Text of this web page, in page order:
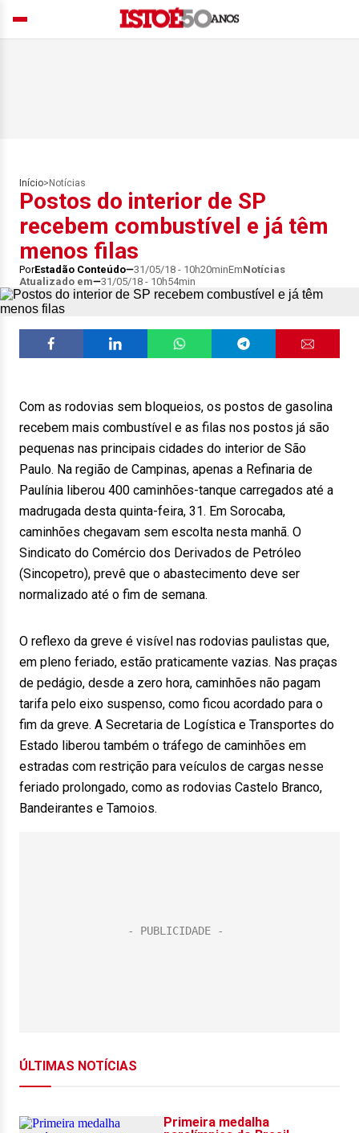
Início> Notícias
Postos do interior de SP
recebem combustível e já têm
menos filas
PorEstadão Conteúdo 31/05/18 - 10h20minEmNotícias
Atualizado em
31/05/18 - 10h54min
Com as rodovias sem bloqueios, os postos de gasolina
recebem mais combustível e as filas nos postos já são
pequenas nas principais cidades do interior de São
Paulo. Na região de Campinas, apenas a Refinaria de
Paulínia liberou 400 caminhões-tanque carregados até a
madrugada desta quinta-feira, 31. Em Sorocaba,
caminhões chegavam sem escolta nesta manhã. O
Sindicato do Comércio dos Derivados de Petróleo
(Sincopetro), prevê que o abastecimento deve ser
normalizado até o fim de semana.
O reflexo da greve é visível nas rodovias paulistas que,
em pleno feriado, estão praticamente vazias. Nas praças
de pedágio, desde a zero hora, caminhões não pagam
tarifa pelo eixo suspenso, como ficou acordado para o
fim da greve. A Secretaria de Logística e Transportes do
Estado liberou também o tráfego de caminhões em
estradas com restrição para veículos de cargas nesse
feriado prolongado, como as rodovias Castelo Branco,
Bandeirantes e Tamoios.